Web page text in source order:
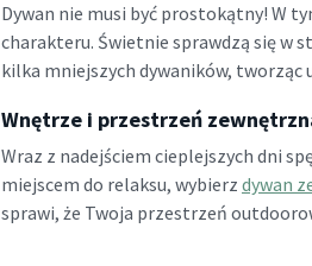
Dywan nie musi być prostokątny! W
charakteru. Świetnie sprawdzą się w
kilka mniejszych dywaników, tworząc
Wnętrze i przestrzeń
Wraz z nadejściem cieplejszych dni
miejscem do relaksu, wybierz dywan
sprawi, że Twoja przestrzeń